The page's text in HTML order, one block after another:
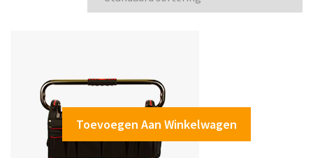
Toevoegen Aan Winkelwagen